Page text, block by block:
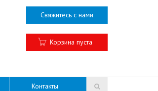
Свяжитесь с нами
Корзина пуста
Контакты